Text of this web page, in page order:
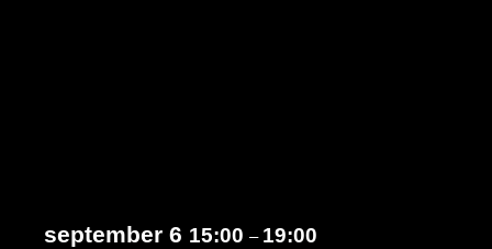
september 6 15:00 – 19:00